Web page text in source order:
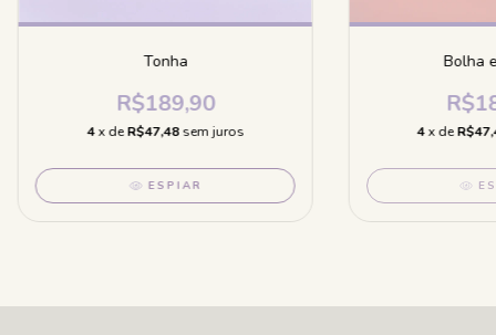
Tonha
R$189,90
4x deR$47,48 sem juros
ESPIAR
Bolha
4x de